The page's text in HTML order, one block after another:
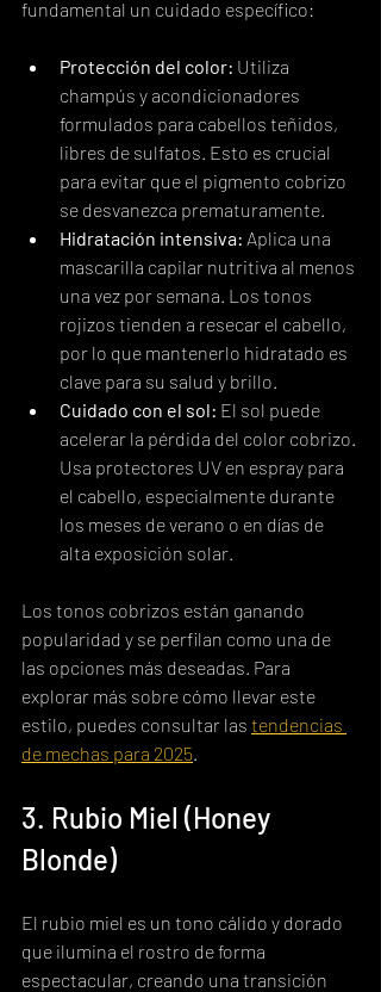
fundamental un cuidado específico:
Protección del color: Utiliza
champús y acondicionadores
formulados para cabellos teñidos,
libres de sulfatos. Esto es crucial
para evitar que el pigmento cobrizo
se desvanezca prematuramente.
Hidratación intensiva: Aplica una
mascarilla capilar nutritiva al menos
una vez por semana. Los tonos
rojizos tienden a resecar el cabello,
por lo que mantenerlo hidratado es
clave para su salud y brillo.
Cuidado con el sol: El sol puede
acelerar la pérdida del color cobrizo.
Usa protectores UV en espray para
el cabello, especialmente durante
los meses de verano o en días de
alta exposición solar.
Los tonos cobrizos están ganando
popularidad y se perfilan como una de
las opciones más deseadas. Para
explorar más sobre cómo llevar este
estilo, puedes consultar las tendencias
de mechas para 2025
3. Rubio Miel (Honey
Blonde)
El rubio miel es un tono cálido y dorado
que ilumina el rostro de forma
espectacular, creando una transición